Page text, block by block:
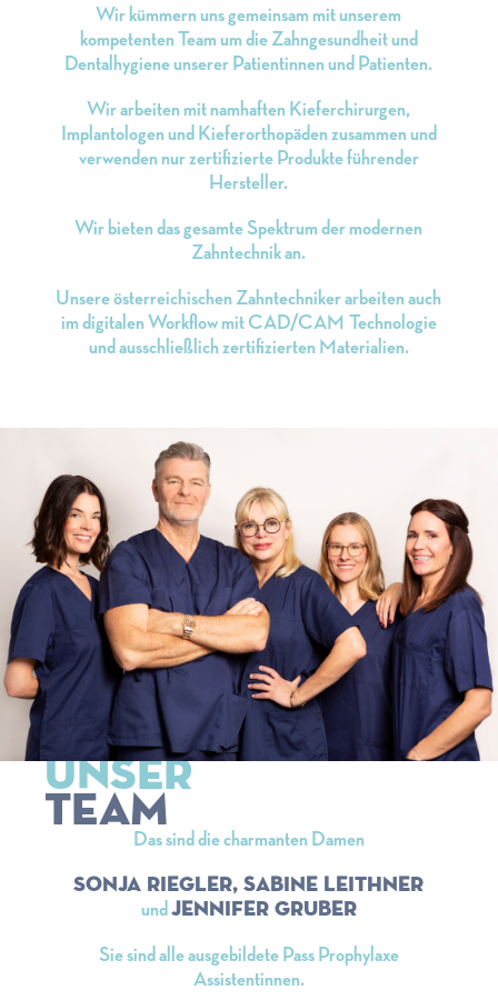
Wir kümmern uns gemeinsam mit unserem
kompetenten Team um die Zahngesundheit und
Dentalhygiene unserer Patientinnen und Patienten.
Wir arbeiten mit namhaften Kieferchirurgen,
Implantologen und Kieferorthopäden zusammen und
verwenden nur zertifizierte Produkte führender
Hersteller.
Wir bieten das gesamte Spektrum der modernen
Zahntechnik an.
Unsere österreichischen Zahntechniker arbeiten auch
im digitalen Workflow mit CAD/CAM Technologie
und ausschließlich zertifizierten Materialien.
UNSER
TEAM
Das sind die charmanten Damen
Sonja Riegler, sabine Leithner
und jennifer gruber
Sie sind alle ausgebildete Pass Prophylaxe
Assistentinnen.